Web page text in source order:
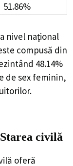
51.86%
nivel național
compusă din
48.14%
de sex feminin,
civilă
oferă